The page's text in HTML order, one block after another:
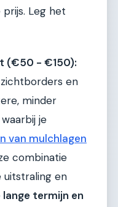
Leg het
(€50 - €150):
en
minder
je
van mulchlagen
combinatie
uitstraling en
termijn en